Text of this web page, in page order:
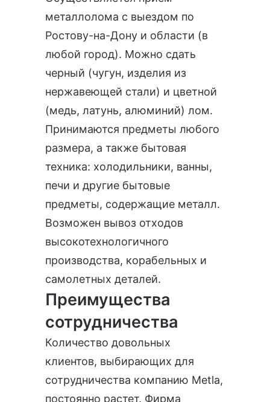
металлолома с выездом по
Ростову-на-Дону и области (в
любой город). Можно сдать
черный (чугун, изделия из
нержавеющей стали) и цветной
(медь, латунь, алюминий) лом.
Принимаются предметы любого
размера, а также бытовая
техника: холодильники, ванны,
печи и другие бытовые
предметы, содержащие металл.
Возможен вывоз отходов
высокотехнологичного
производства, корабельных и
самолетных деталей.
Преимущества
сотрудничества
Количество довольных
клиентов, выбирающих для
сотрудничества компанию Metla,
постоянно растет. Фирма